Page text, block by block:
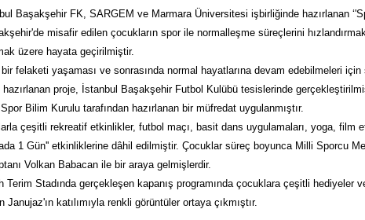
Başakşehir FK, SARGEM ve Marmara Üniversitesi işbirliğinde hazırlanan
misafir edilen çocukların spor ile normalleşme süreçlerini
üzere hayata geçirilmiştir.
felaketi yaşaması ve sonrasında normal hayatlarına devam edebilmeleri
hazırlanan proje, İstanbul Başakşehir Futbol Kulübü tesislerinde
Bilim Kurulu tarafından hazırlanan bir müfredat uygulanmıştır.
çeşitli rekreatif etkinlikler, futbol maçı, basit dans uygulamaları, yoga, film
1 Gün'' etkinliklerine dâhil edilmiştir. Çocuklar süreç boyunca Milli Sporcu
Volkan Babacan ile bir araya gelmişlerdir.
Terim Stadında gerçekleşen kapanış programında çocuklara çeşitli hediyeler
katılımıyla renkli görüntüler ortaya çıkmıştır.